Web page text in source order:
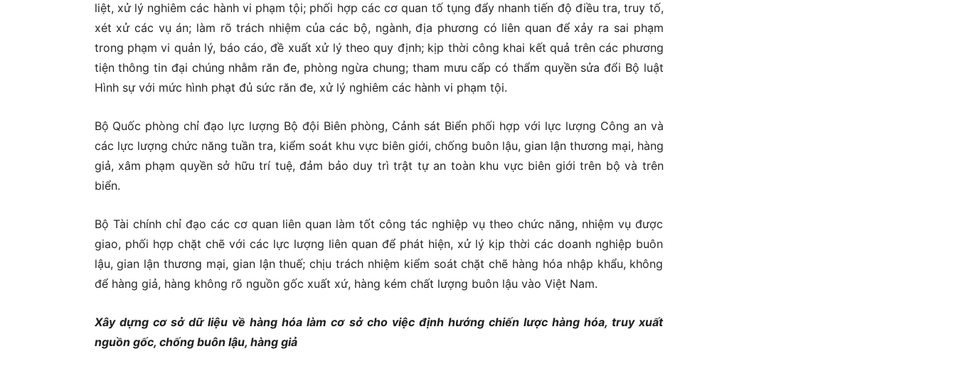
liệt, xử lý nghiêm các hành vi phạm tội; phối hợp các cơ quan tố tụng đẩy nhanh tiến độ điều tra, truy tố,
xét xử các vụ án; làm rõ trách nhiệm của các bộ, ngành, địa phương có liên quan để xảy ra sai phạm
trong phạm vi quản lý, báo cáo, đề xuất xử lý theo quy định; kịp thời công khai kết quả trên các phương
tiện thông tin đại chúng nhằm răn đe, phòng ngừa chung; tham mưu cấp có thẩm quyền sửa đổi Bộ luật
Hình sự với mức hình phạt đủ sức răn đe, xử lý nghiêm các hành vi phạm tội.
Bộ Quốc phòng chỉ đạo lực lượng Bộ đội Biên phòng, Cảnh sát Biển phối hợp với lực lượng Công an và
các lực lượng chức năng tuần tra, kiểm soát khu vực biên giới, chống buôn lậu, gian lận thương mại, hàng
giả, xâm phạm quyền sở hữu trí tuệ, đảm bảo duy trì trật tự an toàn khu vực biên giới trên bộ và trên
biển.
Bộ Tài chính chỉ đạo các cơ quan liên quan làm tốt công tác nghiệp vụ theo chức năng, nhiệm vụ được
giao, phối hợp chặt chẽ với các lực lượng liên quan để phát hiện, xử lý kịp thời các doanh nghiệp buôn
lậu, gian lận thương mại, gian lận thuế; chịu trách nhiệm kiểm soát chặt chẽ hàng hóa nhập khẩu, không
để hàng giả, hàng không rõ nguồn gốc xuất xứ, hàng kém chất lượng buôn lậu vào Việt Nam.
Xây dựng cơ sở dữ liệu về hàng hóa làm cơ sở cho việc định hướng chiến lược hàng hóa, truy xuất
nguồn gốc, chống buôn lậu, hàng giả